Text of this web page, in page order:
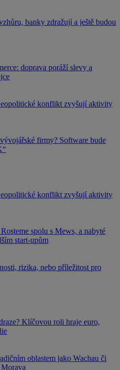
banky zdražují a ještě budou
doprava poráží slevy a
konflikt zvyšují aktivity
firmy? Software bude
konflikt zvyšují aktivity
spolu s Mews, a nabyté
start-upům
rizika, nebo příležitost pro
Klíčovou roli hraje euro,
oblastem jako Wachau či